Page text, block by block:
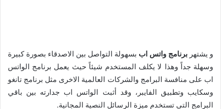
و يشتهر برنامج واتس اب بسهولة التواصل بين الاصدقاء بصورة كبيرة
وسهلة جداً وهذا لا يكلف المستخدم شيئاً حيث يعمل برنامج الواتس
اب على منافسة البرامج والشركات العالمية الاخرى مثل برنامج تانغو
وسكايب وتطبيق الفايبر، وقد أثبت الواتس اب جدارته بين باقي
البرامج التي تستخدم ميزة الرسائل النصية المجانية.